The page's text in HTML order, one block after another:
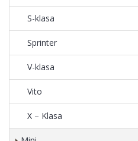
S-klasa
Sprinter
V-klasa
Vito
X – Klasa